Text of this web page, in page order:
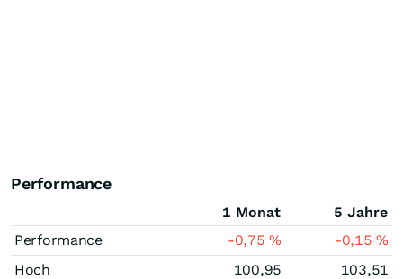
Performance
1 Monat
5 Jahre
Performance
-0,75% -0,15%
Hoch
100,95
103,51